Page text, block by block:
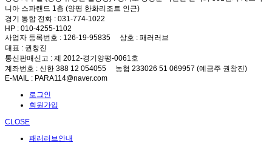
니아 스파랜드 1층 (양평 한화리조트 인근)
경기 통합 전화 : 031-774-1022
HP : 010-4255-1102
사업자 등록번호 : 126-19-95835 상호 : 패러러브
대표 : 권창진
통신판매신고 : 제 2012-경기양평-0061호
계좌번호 : 신한 388 12 054055 농협 233026 51 069957 (예금주 권창진)
E-MAIL : PARA114@naver.com
로그인
회원가입
CLOSE
패러러브안내